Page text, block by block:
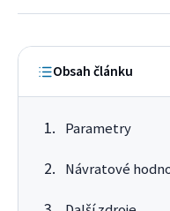
Obsah článku
Parametry
Návratové